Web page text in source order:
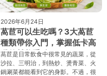
2026年6月24日
萵苣可以生吃嗎？3大萵苣
種類帶你入門，掌握低卡高
纖的營養重點
萵苣是日常飲食中很常見的蔬菜，從
沙拉、三明治，到熱炒、燙青菜、火
鍋涮菜都能看到它的身影。不過，很